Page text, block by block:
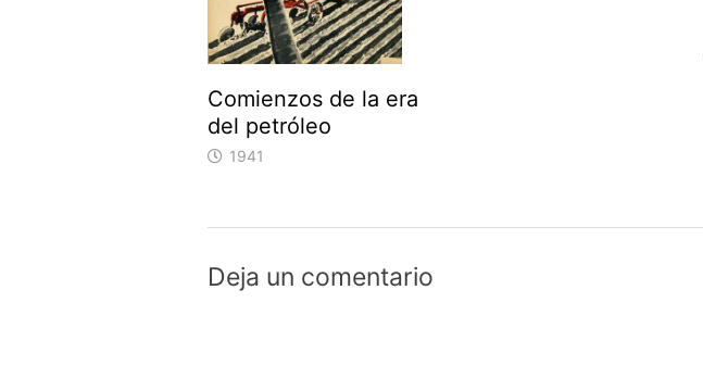
Comienzos de la era
del petróleo
1941
Deja un comentario